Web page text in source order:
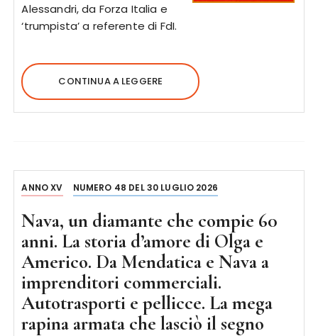
Alessandri, da Forza Italia e
‘trumpista’ a referente di FdI.
CONTINUA A LEGGERE
ANNO XV NUMERO 48 DEL 30 LUGLIO 2026
Nava, un diamante che compie 60
anni. La storia d’amore di Olga e
Americo. Da Mendatica e Nava a
imprenditori commerciali.
Autotrasporti e pellicce. La mega
rapina armata che lasciò il segno